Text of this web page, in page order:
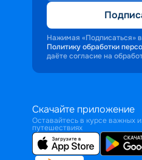
Нажимая «Подписаться»
Политику обработки
даёте согласие на
Скачайте приложение
Оставайтесь в курсе важных
путешествиях